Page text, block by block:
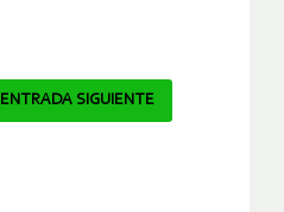
ENTRADA SIGUIENTE